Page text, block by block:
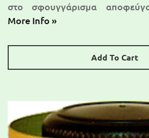
στο σφουγγάρισμα
More Info »
Add To Cart